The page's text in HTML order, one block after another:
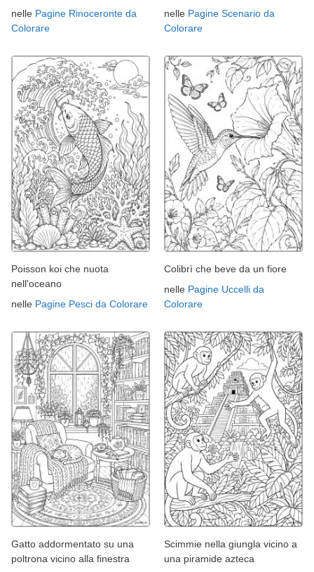
nelle Pagine Rinoceronte da
Colorare
nelle Pagine Scenario da
Colorare
Poisson koi che nuota
nell'oceano
nelle Pagine Pesci da Colorare
Colibrì che beve da un fiore
nelle Pagine Uccelli da
Colorare
Gatto addormentato su una
poltrona vicino alla finestra
Scimmie nella giungla vicino a
una piramide azteca